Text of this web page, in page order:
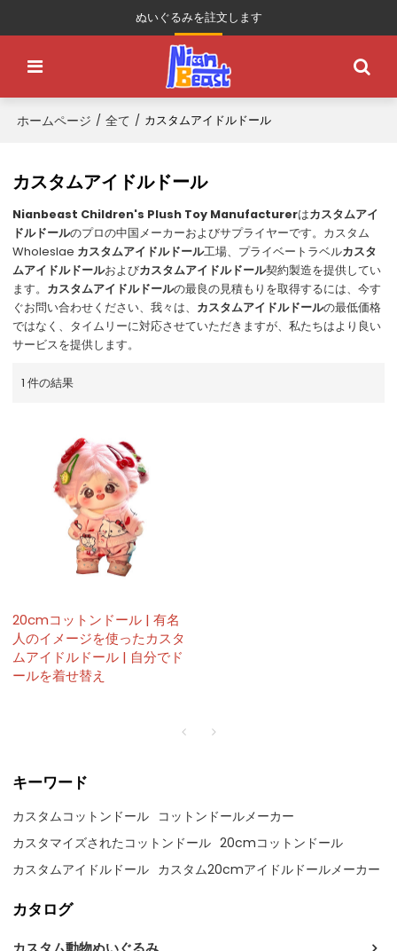
ぬいぐるみを註文します
ホームページ / 全て / カスタムアイドルドール
カスタムアイドルドール
Nianbeast Children's Plush Toy Manufacturerはカスタムアイ
ドルドールのプロの中国メーカーおよびサプライヤーです。カスタム
Wholeslae カスタムアイドルドール工場、プライベートラベルカスタ
ムアイドルドールおよびカスタムアイドルドール契約製造を提供してい
ます。 カスタムアイドルドールの最良の見積もりを取得するには、今す
ぐお問い合わせください、我々は、 カスタムアイドルドールの最低価格
ではなく、タイムリーに対応させていただきますが、私たちはより良い
サービスを提供します。
1 件の結果
20cmコットンドール | 有名
人のイメージを使ったカスタ
ムアイドルドール | 自分でド
ールを着せ替え
キーワード
カスタムコットンドール コットンドールメーカー
カスタマイズされたコットンドール 20cmコットンドール
カスタムアイドルドール カスタム20cmアイドルドールメーカー
カタログ